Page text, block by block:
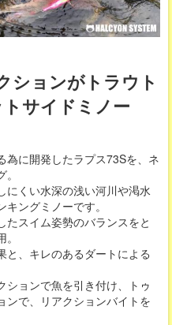
ションがトラウト
サイドミノー
為に開発したラプス73Sを、ネ
にくい水深の浅い河川や渇水
ングミノーです。
たスイム姿勢のバランスをと
と、キレのあるダートによる
ションで魚を引き付け、トゥ
ンで、リアクションバイトを